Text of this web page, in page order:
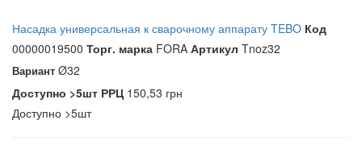
Насадка универсальная к сварочному аппарату TEBO Код
00000019500 Торг. марка FORA Артикул Tnoz32
Вариант Ø32
Доступно >5шт РРЦ150,53 грн
Доступно >5шт